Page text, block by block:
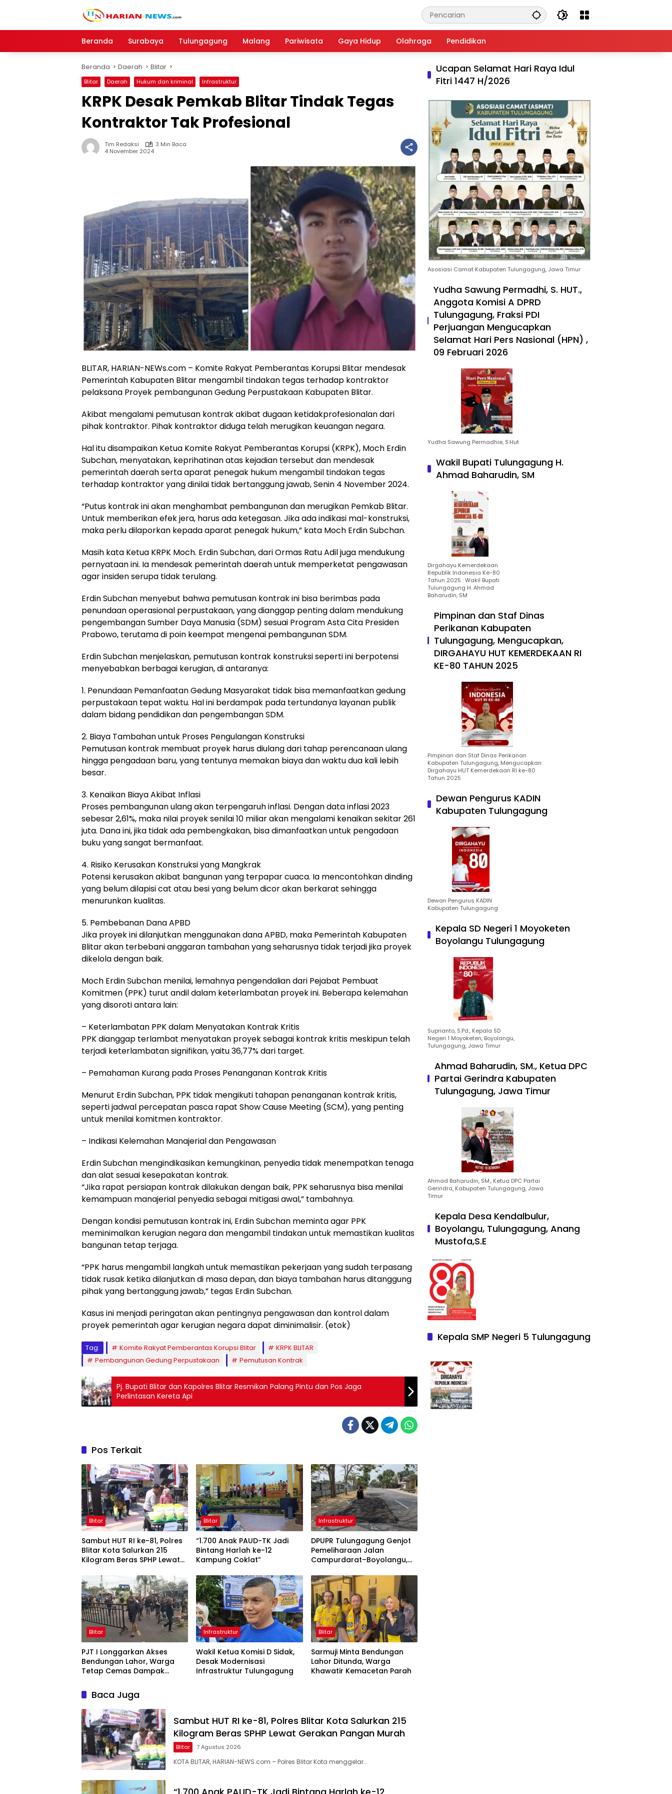
Beranda
Surabaya Tulungagung Malang Pariwisata Gaya Hidup Olahraga Pendidikan
Beranda Daerah Blitar
Blitar Daerah Hukum dan kriminal Infrastruktur
KRPK Desak Pemkab Blitar Tindak Tegas
Kontraktor Tak Profesional
Tim Redaksi
3 Min Baca
4 November 2024
BLITAR, HARIAN-NEWs.com – Komite Rakyat Pemberantas Korupsi Blitar mendesak
Pemerintah Kabupaten Blitar mengambil tindakan tegas terhadap kontraktor
pelaksana Proyek pembangunan Gedung Perpustakaan Kabupaten Blitar.
Akibat mengalami pemutusan kontrak akibat dugaan ketidakprofesionalan dari
pihak kontraktor. Pihak kontraktor diduga telah merugikan keuangan negara.
Hal itu disampaikan Ketua Komite Rakyat Pemberantas Korupsi (KRPK), Moch Erdin
Subchan, menyatakan, keprihatinan atas kejadian tersebut dan mendesak
pemerintah daerah serta aparat penegak hukum mengambil tindakan tegas
terhadap kontraktor yang dinilai tidak bertanggung jawab, Senin 4 November 2024.
“Putus kontrak ini akan menghambat pembangunan dan merugikan Pemkab Blitar.
Untuk memberikan efek jera, harus ada ketegasan. Jika ada indikasi mal-konstruksi,
maka perlu dilaporkan kepada aparat penegak hukum,” kata Moch Erdin Subchan.
Masih kata Ketua KRPK Moch. Erdin Subchan, dari Ormas Ratu Adil juga mendukung
pernyataan ini. Ia mendesak pemerintah daerah untuk memperketat pengawasan
agar insiden serupa tidak terulang.
Erdin Subchan menyebut bahwa pemutusan kontrak ini bisa berimbas pada
penundaan operasional perpustakaan, yang dianggap penting dalam mendukung
pengembangan Sumber Daya Manusia (SDM) sesuai Program Asta Cita Presiden
Prabowo, terutama di poin keempat mengenai pembangunan SDM.
Erdin Subchan menjelaskan, pemutusan kontrak konstruksi seperti ini berpotensi
menyebabkan berbagai kerugian, di antaranya:
1. Penundaan Pemanfaatan Gedung Masyarakat tidak bisa memanfaatkan gedung
perpustakaan tepat waktu. Hal ini berdampak pada tertundanya layanan publik
dalam bidang pendidikan dan pengembangan SDM.
2. Biaya Tambahan untuk Proses Pengulangan Konstruksi
Pemutusan kontrak membuat proyek harus diulang dari tahap perencanaan ulang
hingga pengadaan baru, yang tentunya memakan biaya dan waktu dua kali lebih
besar.
3. Kenaikan Biaya Akibat Inflasi
Proses pembangunan ulang akan terpengaruh inflasi. Dengan data inflasi 2023
sebesar 2,61%, maka nilai proyek senilai 10 miliar akan mengalami kenaikan sekitar 261
juta. Dana ini, jika tidak ada pembengkakan, bisa dimanfaatkan untuk pengadaan
buku yang sangat bermanfaat.
4. Risiko Kerusakan Konstruksi yang Mangkrak
Potensi kerusakan akibat bangunan yang terpapar cuaca. Ia mencontohkan dinding
yang belum dilapisi cat atau besi yang belum dicor akan berkarat sehingga
menurunkan kualitas.
5. Pembebanan Dana APBD
Jika proyek ini dilanjutkan menggunakan dana APBD, maka Pemerintah Kabupaten
Blitar akan terbebani anggaran tambahan yang seharusnya tidak terjadi jika proyek
dikelola dengan baik.
Moch Erdin Subchan menilai, lemahnya pengendalian dari Pejabat Pembuat
Komitmen (PPK) turut andil dalam keterlambatan proyek ini. Beberapa kelemahan
yang disoroti antara lain:
– Keterlambatan PPK dalam Menyatakan Kontrak Kritis
PPK dianggap terlambat menyatakan proyek sebagai kontrak kritis meskipun telah
terjadi keterlambatan signifikan, yaitu 36,77% dari target.
– Pemahaman Kurang pada Proses Penanganan Kontrak Kritis
Menurut Erdin Subchan, PPK tidak mengikuti tahapan penanganan kontrak kritis,
seperti jadwal percepatan pasca rapat Show Cause Meeting (SCM), yang penting
untuk menilai komitmen kontraktor.
– Indikasi Kelemahan Manajerial dan Pengawasan
Erdin Subchan mengindikasikan kemungkinan, penyedia tidak menempatkan tenaga
dan alat sesuai kesepakatan kontrak.
“Jika rapat persiapan kontrak dilakukan dengan baik, PPK seharusnya bisa menilai
kemampuan manajerial penyedia sebagai mitigasi awal,” tambahnya.
Dengan kondisi pemutusan kontrak ini, Erdin Subchan meminta agar PPK
meminimalkan kerugian negara dan mengambil tindakan untuk memastikan kualitas
bangunan tetap terjaga.
“PPK harus mengambil langkah untuk memastikan pekerjaan yang sudah terpasang
tidak rusak ketika dilanjutkan di masa depan, dan biaya tambahan harus ditanggung
pihak yang bertanggung jawab,” tegas Erdin Subchan.
Kasus ini menjadi peringatan akan pentingnya pengawasan dan kontrol dalam
proyek pemerintah agar kerugian negara dapat diminimalisir. (etok)
Tag: Komite Rakyat Pemberantas Korupsi Blitar
KRPK BLITAR
Pembangunan Gedung Perpustakaan
Pemutusan Kontrak
Pj. Bupati Blitar dan Kapolres Blitar Resmikan Palang Pintu dan Pos Jaga
Perlintasan Kereta Api
Pos Terkait
Blitar
Sambut HUT RI ke-81, Polres
Blitar Kota Salurkan 215
Kilogram Beras SPHP Lewat
Blitar
“1.700 Anak PAUD-TK Jadi
Bintang Harlah ke-12
Kampung Coklat”
Infrastruktur
DPUPR Tulungagung Genjot
Pemeliharaan Jalan
Campurdarat–Boyolangu,
Diperbaiki
Blitar
PJT I Longgarkan Akses
Bendungan Lahor, Warga
Tetap Cemas Dampak
Penutupan Total
Infrastruktur
Wakil Ketua Komisi D Sidak,
Desak Modernisasi
Infrastruktur Tulungagung
Blitar
Sarmuji Minta Bendungan
Lahor Ditunda, Warga
Khawatir Kemacetan Parah
Baca Juga
Sambut HUT RI ke-81, Polres Blitar Kota Salurkan 215
Kilogram Beras SPHP Lewat Gerakan Pangan Murah
Blitar 7 Agustus 2026
KOTA BLITAR, HARIAN-NEWS.com – Polres Blitar Kota menggelar…
Ucapan Selamat Hari Raya Idul
Fitri 1447 H/2026
Asosiasi Camat Kabupaten Tulungagung, Jawa Timur
Yudha Sawung Permadhi, S. HUT.,
Anggota Komisi A DPRD
Tulungagung, Fraksi PDI
Perjuangan Mengucapkan
Selamat Hari Pers Nasional (HPN) ,
09 Februari 2026
Yudha Sawung Permadhie, S.Hut
Wakil Bupati Tulungagung H.
Ahmad Baharudin, SM
Dirgahayu Kemerdekaan
Republik Indonesia Ke-80
Tahun 2025 : Wakil Bupati
Tulungagung H. Ahmad
Baharudin, SM
Pimpinan dan Staf Dinas
Perikanan Kabupaten
Tulungagung, Mengucapkan,
DIRGAHAYU HUT KEMERDEKAAN RI
KE-80 TAHUN 2025
Pimpinan dan Staf Dinas Perikanan
Kabupaten Tulungagung, Mengucapkan:
Dirgahayu HUT Kemerdekaan RI ke-80
Tahun 2025
Dewan Pengurus KADIN
Kabupaten Tulungagung
Dewan Pengurus KADIN
Kabupaten Tulungagung
Kepala SD Negeri 1 Moyoketen
Boyolangu Tulungagung
Suprianto, S.Pd., Kepala SD
Negeri 1 Moyoketen, Boyolangu,
Tulungagung, Jawa Timur
Ahmad Baharudin, SM., Ketua DPC
Partai Gerindra Kabupaten
Tulungagung, Jawa Timur
Ahmad Baharudin, SM., Ketua DPC Partai
Gerindra, Kabupaten Tulungagung, Jawa
Timur
Kepala Desa Kendalbulur,
Boyolangu, Tulungagung, Anang
Mustofa,S.E
Kepala SMP Negeri 5 Tulungagung